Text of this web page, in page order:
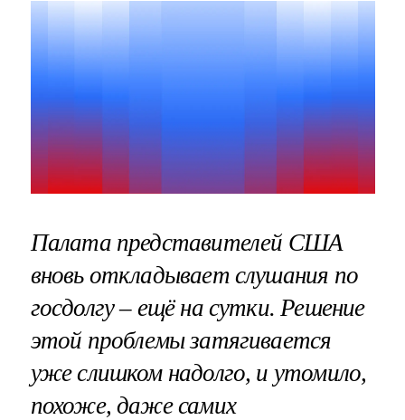
Палата представителей США
вновь откладывает слушания по
госдолгу – ещё на сутки. Решение
этой проблемы затягивается
уже слишком надолго, и утомило,
похоже, даже самих